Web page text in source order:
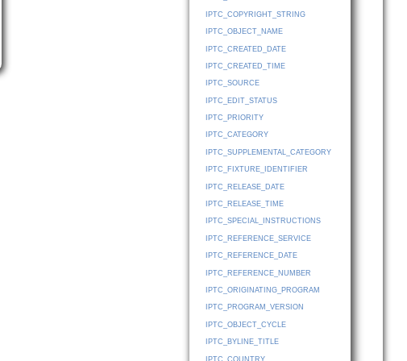
IPTC_COPYRIGHT_STRING
IPTC_OBJECT_NAME
IPTC_CREATED_DATE
IPTC_CREATED_TIME
IPTC_SOURCE
IPTC_EDIT_STATUS
IPTC_PRIORITY
IPTC_CATEGORY
IPTC_SUPPLEMENTAL_CATEGORY
IPTC_FIXTURE_IDENTIFIER
IPTC_RELEASE_DATE
IPTC_RELEASE_TIME
IPTC_SPECIAL_INSTRUCTIONS
IPTC_REFERENCE_SERVICE
IPTC_REFERENCE_DATE
IPTC_REFERENCE_NUMBER
IPTC_ORIGINATING_PROGRAM
IPTC_PROGRAM_VERSION
IPTC_OBJECT_CYCLE
IPTC_BYLINE_TITLE
IPTC_COUNTRY